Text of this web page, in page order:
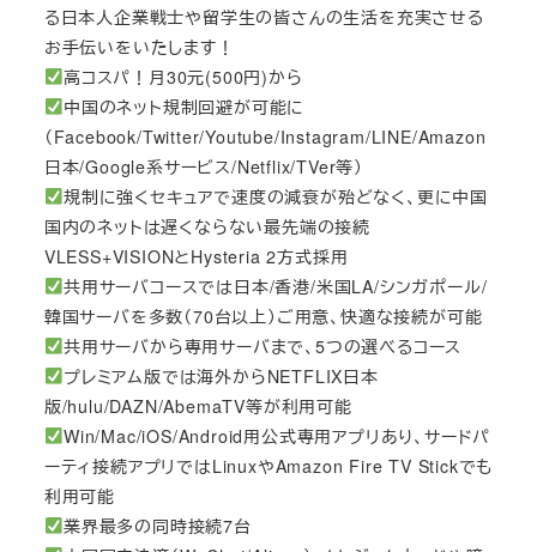
る日本人企業戦士や留学生の皆さんの生活を充実させる
お手伝いをいたします！
高コスパ！月30元(500円)から
中国のネット規制回避が可能に
（Facebook/Twitter/Youtube/Instagram/LINE/Amazon
日本/Google系サービス/Netflix/TVer等）
規制に強くセキュアで速度の減衰が殆どなく、更に中国
国内のネットは遅くならない最先端の接続
VLESS+VISIONとHysteria 2方式採用
共用サーバコースでは日本/香港/米国LA/シンガポール/
韓国サーバを多数（70台以上）ご用意、快適な接続が可能
共用サーバから専用サーバまで、5つの選べるコース
プレミアム版では海外からNETFLIX日本
版/hulu/DAZN/AbemaTV等が利用可能
Win/Mac/iOS/Android用公式専用アプリあり、サードパ
ーティ接続アプリではLinuxやAmazon Fire TV Stickでも
利用可能
業界最多の同時接続7台